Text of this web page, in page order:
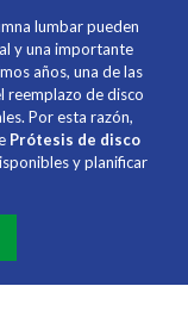
lumbar pueden
y una importante
años, una de las
reemplazo de disco
Por esta razón,
Prótesis de disco
y planificar